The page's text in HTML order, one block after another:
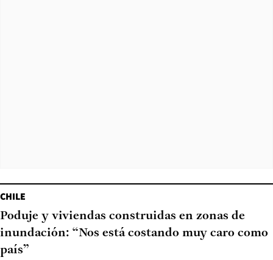
CHILE
Poduje y viviendas construidas en zonas de
inundación: “Nos está costando muy caro como
país”